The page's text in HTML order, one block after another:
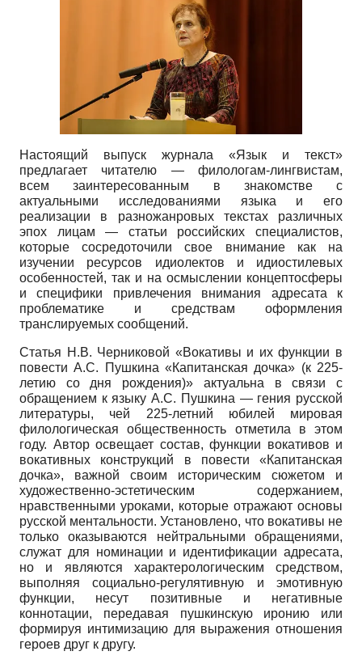
Настоящий выпуск журнала «Язык и текст»
предлагает читателю — филологам-лингвистам,
всем заинтересованным в знакомстве с
актуальными исследованиями языка и его
реализации в разножанровых текстах различных
эпох лицам — статьи российских специалистов,
которые сосредоточили свое внимание как на
изучении ресурсов идиолектов и идиостилевых
особенностей, так и на осмыслении концептосферы
и специфики привлечения внимания адресата к
проблематике и средствам оформления
транслируемых сообщений.
Статья Н.В. Черниковой «Вокативы и их функции в
повести А.С. Пушкина «Капитанская дочка» (к 225-
летию со дня рождения)» актуальна в связи с
обращением к языку А.С. Пушкина — гения русской
литературы, чей 225-летний юбилей мировая
филологическая общественность отметила в этом
году. Автор освещает состав, функции вокативов и
вокативных конструкций в повести «Капитанская
дочка», важной своим историческим сюжетом и
художественно-эстетическим содержанием,
нравственными уроками, которые отражают основы
русской ментальности. Установлено, что вокативы не
только оказываются нейтральными обращениями,
служат для номинации и идентификации адресата,
но и являются характерологическим средством,
выполняя социально-регулятивную и эмотивную
функции, несут позитивные и негативные
коннотации, передавая пушкинскую иронию или
формируя интимизацию для выражения отношения
героев друг к другу.